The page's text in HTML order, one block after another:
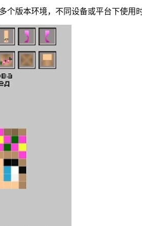
个版本环境，不同设备或平台下使用